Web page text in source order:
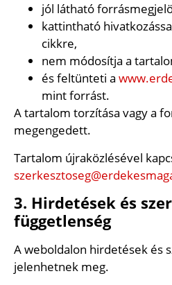
jól látható
kattintható
cikkre,
nem módosítja a
és feltünteti a
mint forrást.
A tartalom torzítása vagy a
megengedett.
Tartalom újraközlésével
3. Hirdetések és
függetlenség
A weboldalon hirdetések és
jelenhetnek meg.